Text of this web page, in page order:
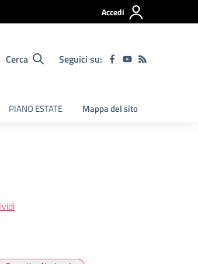
Accedi
Cerca Seguici su:
PIANO ESTATE Mappa del sito